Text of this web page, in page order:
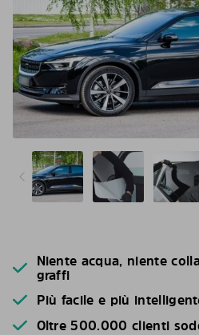
Niente acqua, niente
graffi
Più facile e più
Oltre 500.000 clienti